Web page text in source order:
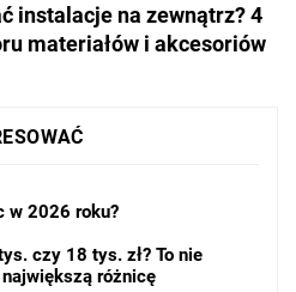
instalacje na zewnątrz? 4
materiałów i akcesoriów
w 2026 roku?
czy 18 tys. zł? To nie
różnicę